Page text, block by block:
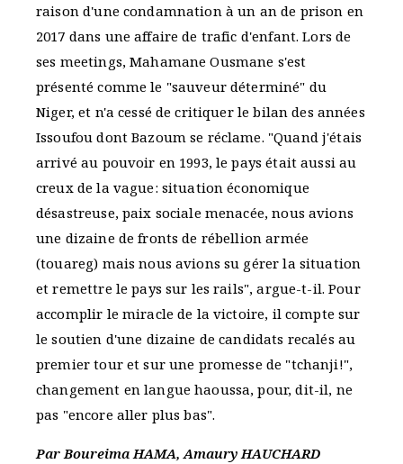
raison d'une condamnation à un an de prison en
2017 dans une affaire de trafic d'enfant. Lors de
ses meetings, Mahamane Ousmane s'est
présenté comme le "sauveur déterminé" du
Niger, et n'a cessé de critiquer le bilan des années
Issoufou dont Bazoum se réclame. "Quand j'étais
arrivé au pouvoir en 1993, le pays était aussi au
creux de la vague: situation économique
désastreuse, paix sociale menacée, nous avions
une dizaine de fronts de rébellion armée
(touareg) mais nous avions su gérer la situation
et remettre le pays sur les rails", argue-t-il. Pour
accomplir le miracle de la victoire, il compte sur
le soutien d'une dizaine de candidats recalés au
premier tour et sur une promesse de "tchanji!",
changement en langue haoussa, pour, dit-il, ne
pas "encore aller plus bas".
Par Boureima HAMA, Amaury HAUCHARD